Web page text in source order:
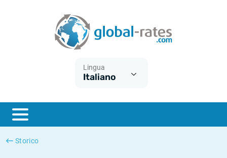
Lingua
Italiano
Storico
ESTER
SONIA
Cos'è l'inflazione CPI?
Cos'è l'inflazione HICP?
Inflazione Italia
Inflazione Stati Uniti
Tassi storici Euribor
Tassi storici di SONIA
Tassi storici di TONAR
Calcolatore dell’inflazione